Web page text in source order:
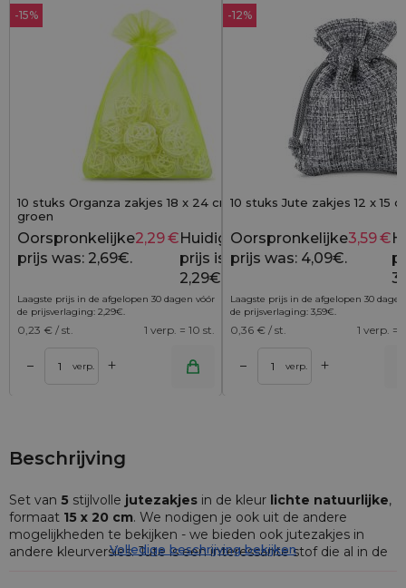
-15%
10 stuks Organza zakjes 18 x 24 cm - neon
groen
2,69 €
Oorspronkelijke
prijs was: 2,69€.
2,29€ Huidige
prijs is:
2,29€.
Laagste prijs in de afgelopen 30 dagen vóór
de prijsverlaging: 2,29€.
0,23 € / st. 1 verp. = 10 st.
– verp. +
-12%
10 stuks Jute zakjes 12 x 15
Oorspronkelijke
prijs was: 4,09€.
3,59€
Laagste prijs in de afgelopen 30
de prijsverlaging: 3,59€.
0,36 € / st. 1 verp. =
– verp. +
Toevoegen aan winkelwagen Toevoegen aan
Beschrijving
Set van 5 stijlvolle jutezakjes in de kleur lichte natuurlijke,
formaat 15 x 20 cm. We nodigen je ook uit de andere
mogelijkheden te bekijken - we bieden ook jutezakjes in
andere kleurversies. Jute is een interessante stof die al in de
Volledige beschrijving bekijken